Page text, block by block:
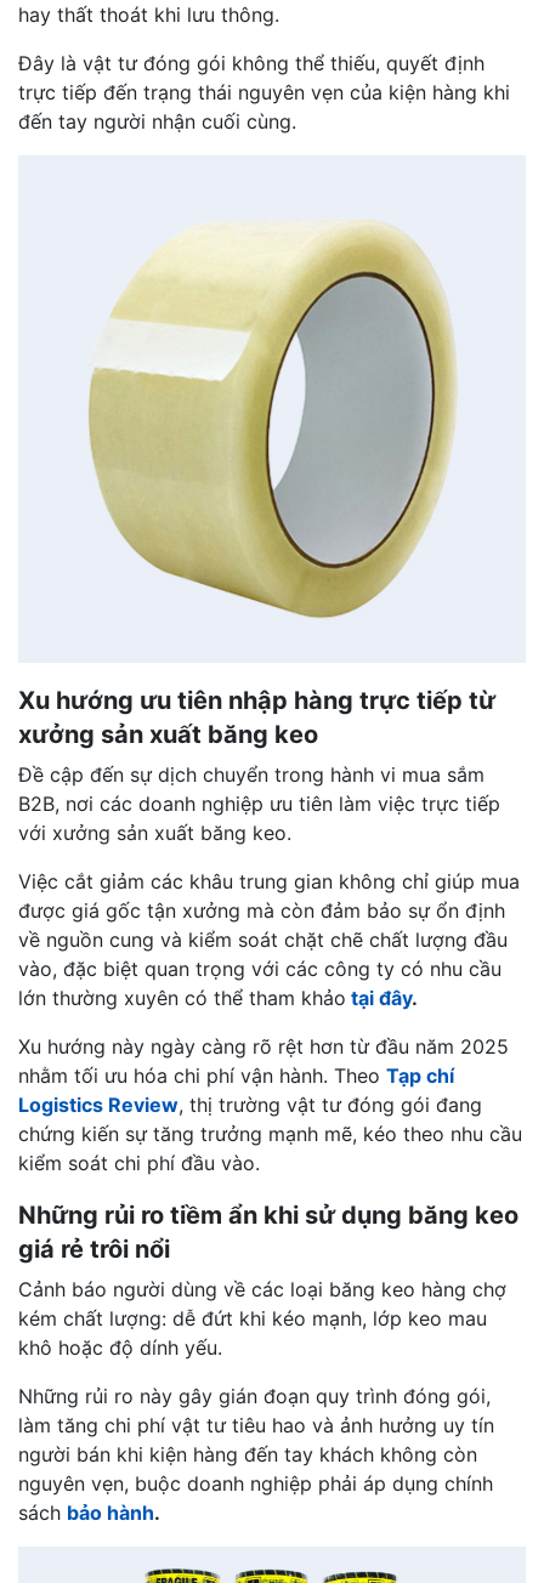
hay thất thoát khi lưu thông.
Đây là vật tư đóng gói không thể thiếu, quyết định
trực tiếp đến trạng thái nguyên vẹn của kiện hàng khi
đến tay người nhận cuối cùng.
Xu hướng ưu tiên nhập hàng trực tiếp từ
xưởng sản xuất băng keo
Đề cập đến sự dịch chuyển trong hành vi mua sắm
B2B, nơi các doanh nghiệp ưu tiên làm việc trực tiếp
với xưởng sản xuất băng keo.
Việc cắt giảm các khâu trung gian không chỉ giúp mua
được giá gốc tận xưởng mà còn đảm bảo sự ổn định
về nguồn cung và kiểm soát chặt chẽ chất lượng đầu
vào, đặc biệt quan trọng với các công ty có nhu cầu
lớn thường xuyên có thể tham khảo tại đây.
Xu hướng này ngày càng rõ rệt hơn từ đầu năm 2025
nhằm tối ưu hóa chi phí vận hành. Theo Tạp chí
Logistics Review, thị trường vật tư đóng gói đang
chứng kiến sự tăng trưởng mạnh mẽ, kéo theo nhu cầu
kiểm soát chi phí đầu vào.
Những rủi ro tiềm ẩn khi sử dụng băng keo
giá rẻ trôi nổi
Cảnh báo người dùng về các loại băng keo hàng chợ
kém chất lượng: dễ đứt khi kéo mạnh, lớp keo mau
khô hoặc độ dính yếu.
Những rủi ro này gây gián đoạn quy trình đóng gói,
làm tăng chi phí vật tư tiêu hao và ảnh hưởng uy tín
người bán khi kiện hàng đến tay khách không còn
nguyên vẹn, buộc doanh nghiệp phải áp dụng chính
sách bảo hành.